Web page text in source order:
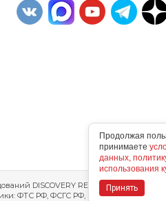
DISCOVERY RESEARCH Group, 2025
ФТС РФ, ФСГС РФ, исследования
Продолжая
принимаете
данных,
использования
Принять